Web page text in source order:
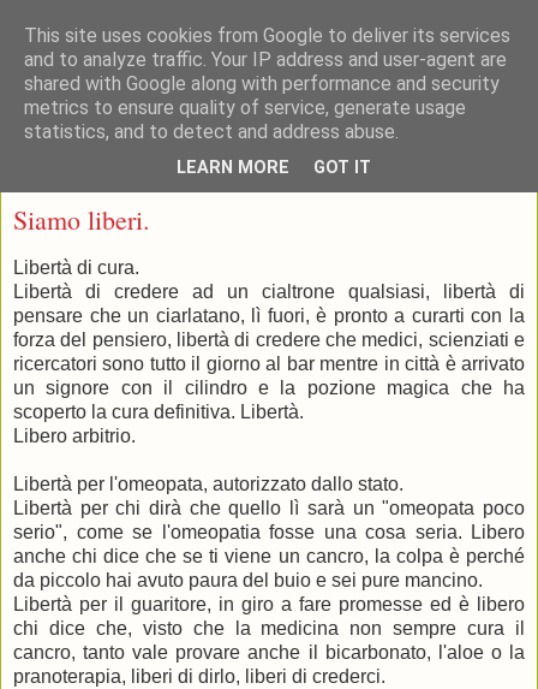
Siamo liberi.
Libertà di cura.
Libertà di credere ad un cialtrone qualsiasi, libertà di
pensare che un ciarlatano, lì fuori, è pronto a curarti con la
forza del pensiero, libertà di credere che medici, scienziati e
ricercatori sono tutto il giorno al bar mentre in città è arrivato
un signore con il cilindro e la pozione magica che ha
scoperto la cura definitiva. Libertà.
Libero arbitrio.
Libertà per l'omeopata, autorizzato dallo stato.
Libertà per chi dirà che quello lì sarà un "omeopata poco
serio", come se l'omeopatia fosse una cosa seria. Libero
anche chi dice che se ti viene un cancro, la colpa è perché
da piccolo hai avuto paura del buio e sei pure mancino.
Libertà per il guaritore, in giro a fare promesse ed è libero
chi dice che, visto che la medicina non sempre cura il
cancro, tanto vale provare anche il bicarbonato, l'aloe o la
pranoterapia, liberi di dirlo, liberi di crederci.
This site uses cookies from Google to deliver its services
and to analyze traffic. Your IP address and user-agent are
shared with Google along with performance and security
metrics to ensure quality of service, generate usage
statistics, and to detect and address abuse.
LEARN MORE GOT IT